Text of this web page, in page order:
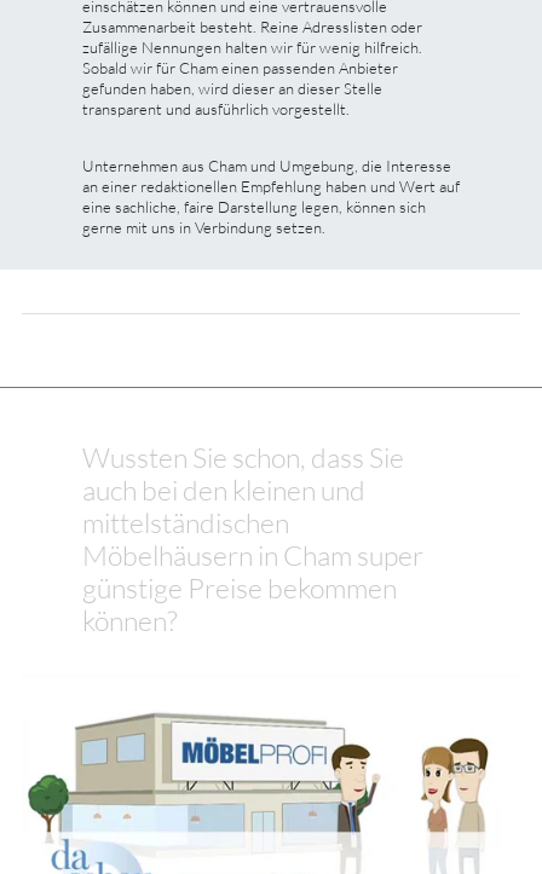
einschätzen können und eine vertrauensvolle
Zusammenarbeit besteht. Reine Adresslisten oder
zufällige Nennungen halten wir für wenig hilfreich.
Sobald wir für Cham einen passenden Anbieter
gefunden haben, wird dieser an dieser Stelle
transparent und ausführlich vorgestellt.
Unternehmen aus Cham und Umgebung, die Interesse
an einer redaktionellen Empfehlung haben und Wert auf
eine sachliche, faire Darstellung legen, können sich
gerne mit uns in Verbindung setzen.
Wussten Sie schon, dass Sie
auch bei den kleinen und
mittelständischen
Möbelhäusern in Cham super
günstige Preise bekommen
können?